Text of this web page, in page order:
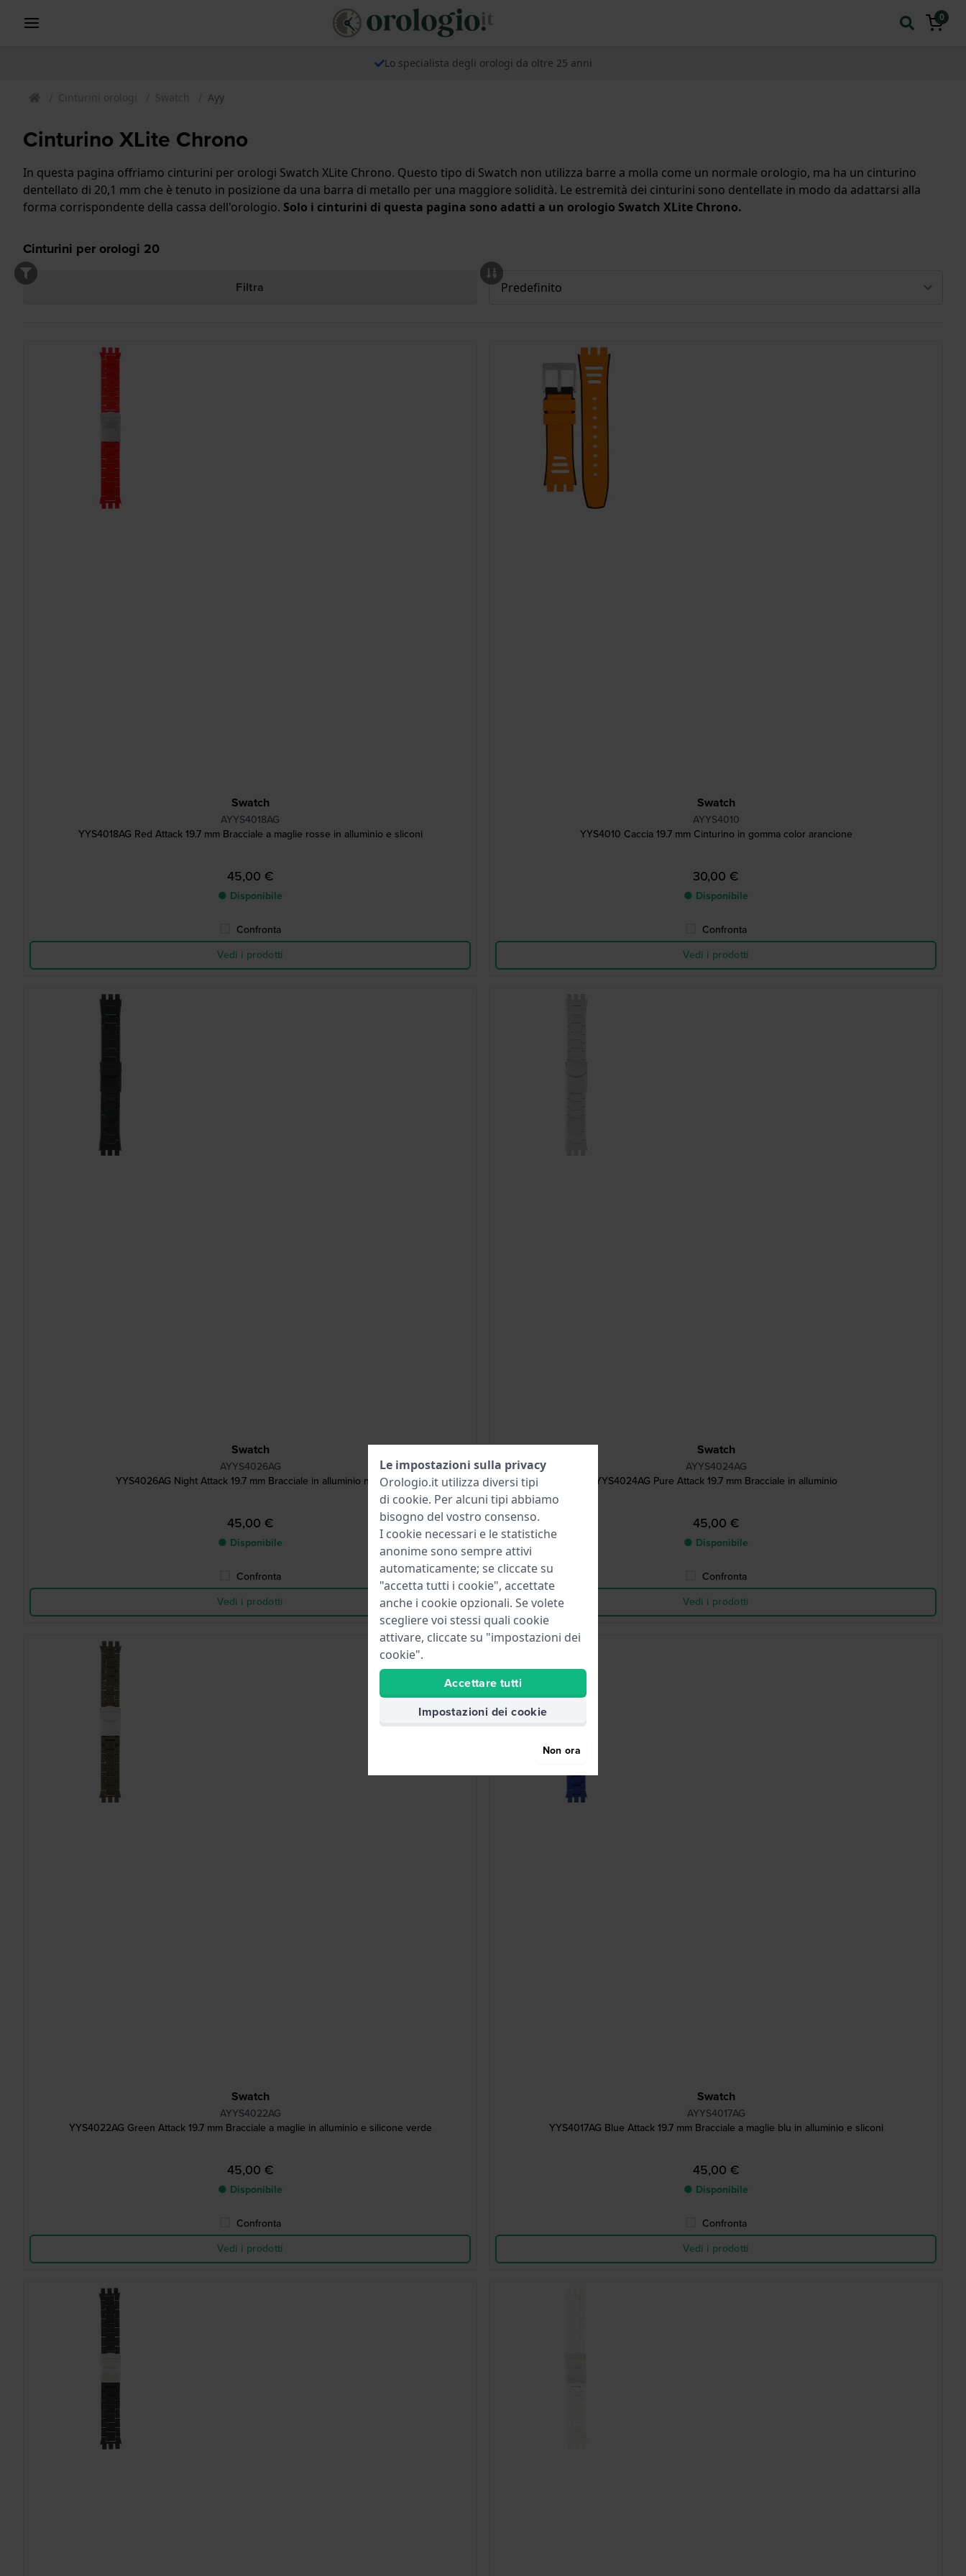
0
Lo specialista degli orologi da oltre 25 anni
Cinturini orologi Swatch Ayy
Cinturino XLite Chrono
In questa pagina offriamo cinturini per orologi Swatch XLite Chrono. Questo tipo di Swatch non utilizza barre a molla come un normale orologio, ma ha un cinturino
dentellato di 20,1 mm che è tenuto in posizione da una barra di metallo per una maggiore solidità. Le estremità dei cinturini sono dentellate in modo da adattarsi alla
forma corrispondente della cassa dell'orologio. Solo i cinturini di questa pagina sono adatti a un orologio Swatch XLite Chrono.
Cinturini per orologi 20
Filtra
Swatch
AYYS4018AG
YYS4018AG Red Attack 19.7 mm Bracciale a maglie rosse in alluminio e sliconi
45,00 €
● Disponibile
Confronta
Vedi i prodotti
Swatch
AYYS4010
YYS4010 Caccia 19.7 mm Cinturino in gomma color arancione
30,00 €
● Disponibile
Confronta
Vedi i prodotti
Swatch
AYYS4026AG
YYS4026AG Night Attack 19.7 mm Bracciale in alluminio nero
45,00 €
● Disponibile
Confronta
Vedi i prodotti
Swatch
AYYS4024AG
YYS4024AG Pure Attack 19.7 mm Bracciale in alluminio
45,00 €
● Disponibile
Confronta
Vedi i prodotti
Swatch
AYYS4022AG
YYS4022AG Green Attack 19.7 mm Bracciale a maglie in alluminio e silicone verde
45,00 €
● Disponibile
Confronta
Vedi i prodotti
Swatch
AYYS4017AG
YYS4017AG Blue Attack 19.7 mm Bracciale a maglie blu in alluminio e sliconi
45,00 €
● Disponibile
Confronta
Vedi i prodotti
Le impostazioni sulla privacy
Orologio.it utilizza diversi tipi
di cookie. Per alcuni tipi abbiamo
bisogno del vostro consenso.
I cookie necessari e le statistiche
anonime sono sempre attivi
automaticamente; se cliccate su
"accetta tutti i cookie", accettate
anche i cookie opzionali. Se volete
scegliere voi stessi quali cookie
attivare, cliccate su "impostazioni dei
cookie".
Accettare tutti
Impostazioni dei cookie
Non ora